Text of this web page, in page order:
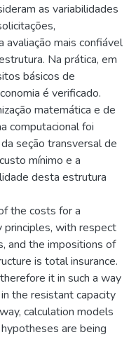
as variabilidades
mais confiável
Na prática, em
básicos de
é verificado.
matemática e de
computacional foi
seção transversal de
mínimo e a
desta estrutura
the costs for a
with respect
and the impositions of
is total insurance.
it in such a way
the resistant capacity
calculation models
are being